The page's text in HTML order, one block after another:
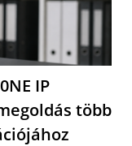
IP
több